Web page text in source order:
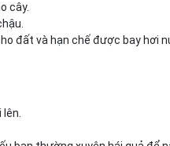
cây.
đất và hạn chế được bay hơi
lên.